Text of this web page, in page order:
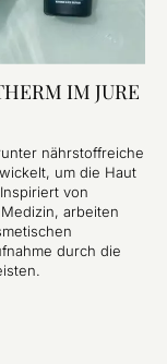
IM JURE
nährstoffreiche
um die Haut
von
arbeiten
durch die